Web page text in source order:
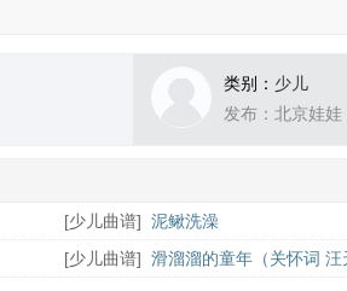
类别： 少儿
发布：北京娃娃
[少儿曲谱] 泥鳅洗澡
[少儿曲谱] 滑溜溜的童年（关怀词 汪